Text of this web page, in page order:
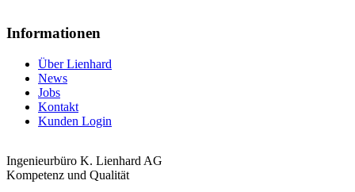
Informationen
Über Lienhard
News
Jobs
Kontakt
Kunden Login
Ingenieurbüro K. Lienhard AG
Kompetenz und Qualität